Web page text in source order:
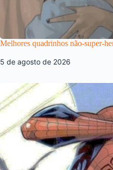
Melhores quadrinhos não-super-
5 de agosto de 2026